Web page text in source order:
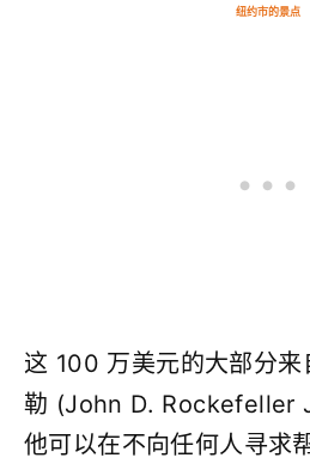
纽约市的景点
这 100 万美元的大部分来
勒 (John D. Rockefeller
他可以在不向任何人寻求